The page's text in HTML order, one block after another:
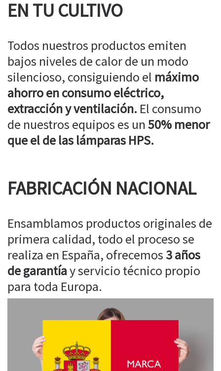
EN TU CULTIVO
Todos nuestros productos emiten
bajos niveles de calor de un modo
silencioso, consiguiendo el máximo
ahorro en consumo eléctrico,
extracción y ventilación. El consumo
de nuestros equipos es un50% menor
que el de las lámparas HPS.
FABRICACIÓN NACIONAL
Ensamblamos productos originales de
primera calidad, todo el proceso se
realiza en España, ofrecemos 3 años
de garantíay servicio técnico propio
para toda Europa.